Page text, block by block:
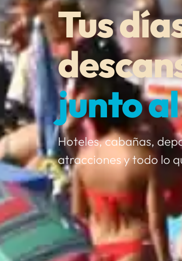
Tus
junto
Hoteles, cabañas,
atracciones y todo lo